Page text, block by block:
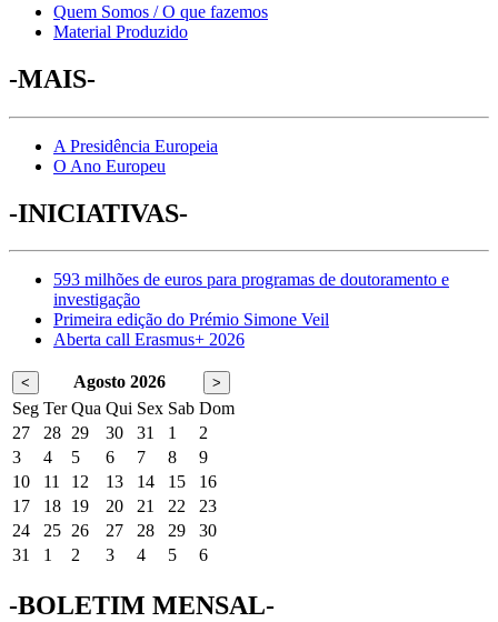
Quem Somos / O que fazemos
Material Produzido
-MAIS-
A Presidência Europeia
O Ano Europeu
-INICIATIVAS-
593 milhões de euros para programas de doutoramento e
investigação
Primeira edição do Prémio Simone Veil
Aberta call Erasmus+ 2026
< Agosto 2026 >
Seg Ter Qua Qui Sex Sab Dom
27
28 29 30 31 1
2
3
4 5 6 7 8
9
10
11 12 13 14 15
16
17
18 19 20 21 22
23
24
25 26 27 28 29
30
31
1 2 3 4 5 6
-BOLETIM MENSAL-